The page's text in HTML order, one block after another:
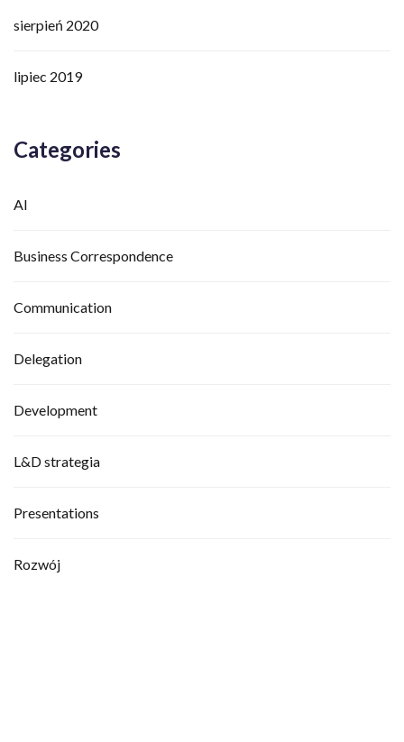
sierpień 2020
lipiec 2019
Categories
AI
Business Correspondence
Communication
Delegation
Development
L&D strategia
Presentations
Rozwój